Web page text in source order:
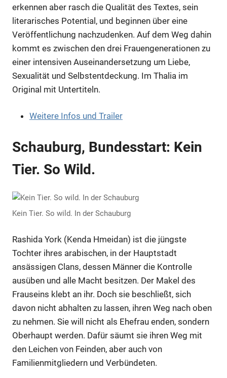
erkennen aber rasch die Qualität des Textes, sein
literarisches Potential, und beginnen über eine
Veröffentlichung nachzudenken. Auf dem Weg dahin
kommt es zwischen den drei Frauengenerationen zu
einer intensiven Auseinandersetzung um Liebe,
Sexualität und Selbstentdeckung. Im Thalia im
Original mit Untertiteln.
Weitere Infos und Trailer
Schauburg, Bundesstart: Kein
Tier. So Wild.
Kein Tier. So wild. In der Schauburg
Rashida York (Kenda Hmeidan) ist die jüngste
Tochter ihres arabischen, in der Hauptstadt
ansässigen Clans, dessen Männer die Kontrolle
ausüben und alle Macht besitzen. Der Makel des
Frauseins klebt an ihr. Doch sie beschließt, sich
davon nicht abhalten zu lassen, ihren Weg nach oben
zu nehmen. Sie will nicht als Ehefrau enden, sondern
Oberhaupt werden. Dafür säumt sie ihren Weg mit
den Leichen von Feinden, aber auch von
Familienmitgliedern und Verbündeten.